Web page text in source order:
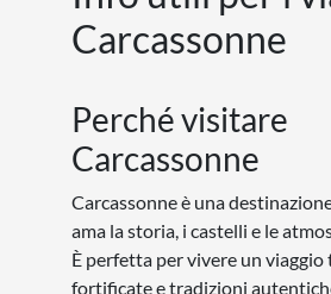
Carcassonne
Perché visitare
Carcassonne
Carcassonne è una
ama la storia, i castelli e le
È perfetta per vivere un
fortificate e tradizioni